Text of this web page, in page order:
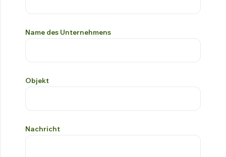
Name des Unternehmens
Objekt
Nachricht